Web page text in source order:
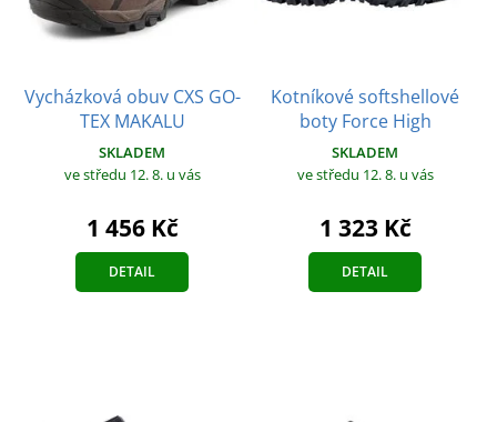
Vycházková obuv CXS GO-
TEX MAKALU
SKLADEM
ve středu 12. 8. u vás
1 456 Kč
DETAIL
Kotníkové softshellové
boty Force High
SKLADEM
ve středu 12. 8. u vás
1 323 Kč
DETAIL